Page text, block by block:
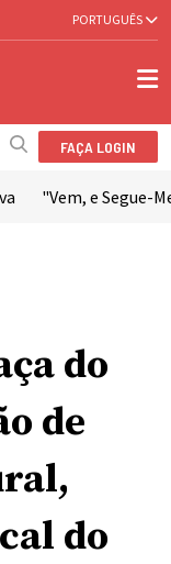
PORTUGUÊS
FAÇA LOGIN
"Vem, e Segue-
do
de
do